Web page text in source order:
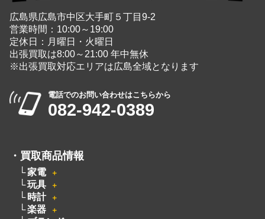
※出張買取対応エリアは広島全域となります
電話でのお問い合わせはこちらから
082-942-0389
・買取商品情報
時計 ＋
楽器
ブランド
カメラ
洋服
電動工具